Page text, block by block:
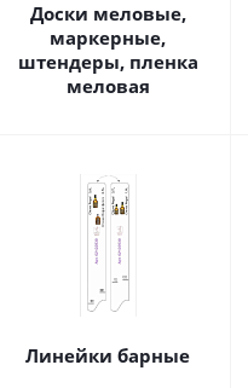
Доски меловые,
маркерные,
штендеры, пленка
меловая
Линейки барные